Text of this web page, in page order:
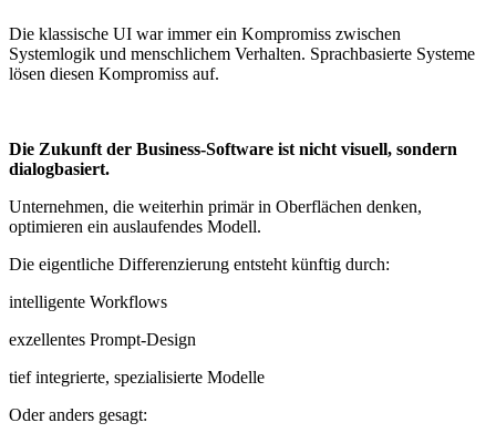
Die klassische UI war immer ein Kompromiss zwischen
Systemlogik und menschlichem Verhalten. Sprachbasierte Systeme
lösen diesen Kompromiss auf.
Die Zukunft der Business-Software ist nicht visuell, sondern
dialogbasiert.
Unternehmen, die weiterhin primär in Oberflächen denken,
optimieren ein auslaufendes Modell.
Die eigentliche Differenzierung entsteht künftig durch:
intelligente Workflows
exzellentes Prompt-Design
tief integrierte, spezialisierte Modelle
Oder anders gesagt: